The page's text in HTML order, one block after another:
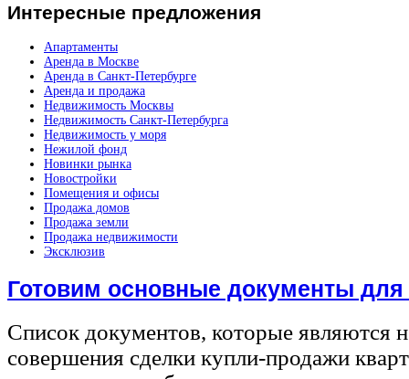
Интересные предложения
Апартаменты
Аренда в Москве
Аренда в Санкт-Петербурге
Аренда и продажа
Недвижимость Москвы
Недвижимость Санкт-Петербурга
Недвижимость у моря
Нежилой фонд
Новинки рынка
Новостройки
Помещения и офисы
Продажа домов
Продажа земли
Продажа недвижимости
Эксклюзив
Готовим основные документы
Список документов, которые являются
совершения сделки купли-продажи